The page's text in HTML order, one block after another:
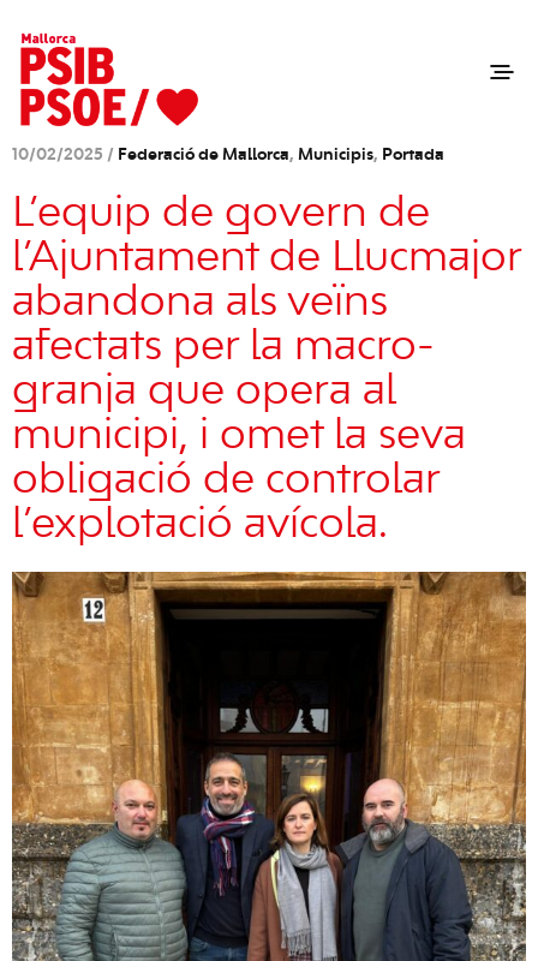
10/02/2025 / Federació de Mallorca, Municipis, Portada
L’equip de govern de
l’Ajuntament de Llucmajor
abandona als veïns
afectats per la macro-
granja que opera al
municipi, i omet la seva
obligació de controlar
l’explotació avícola.